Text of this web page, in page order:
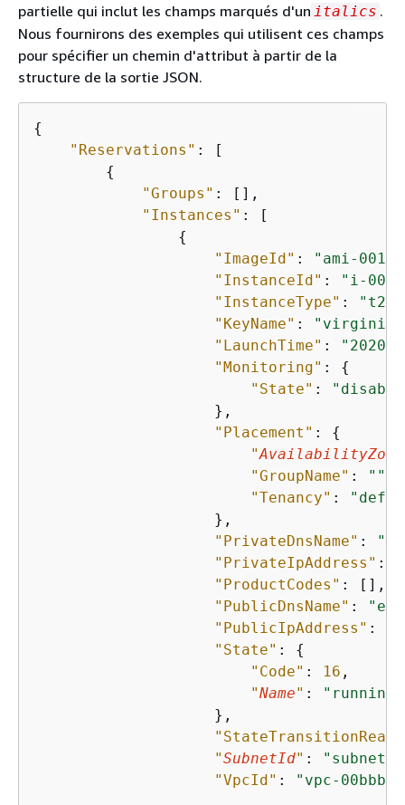
partielle qui inclut les champs marqués d'un italics .
Nous fournirons des exemples qui utilisent ces champs
pour spécifier un chemin d'attribut à partir de la
structure de la sortie JSON.
{
"Reservations" : [
{
"Groups" : [],
"Instances" : [
{
"ImageId" :
"ami-
"InstanceId" :
"i-
"InstanceType" :
"KeyName" :
"virginia-
"LaunchTime" :
"2020-
"Monitoring" : {
"State" :
                    },
"Placement" : {
"AvailabilityZone
"GroupName" : ""
"Tenancy" :
                    },
"PrivateDnsName" :
"PrivateIpAddress" :
"ProductCodes" : [],
"PublicDnsName" :
"PublicIpAddress" :
"State" : {
"Code" : 16 ,
"Name" :
"running"
                    },
"SubnetId" :
"subnet-
"VpcId" :
"vpc-